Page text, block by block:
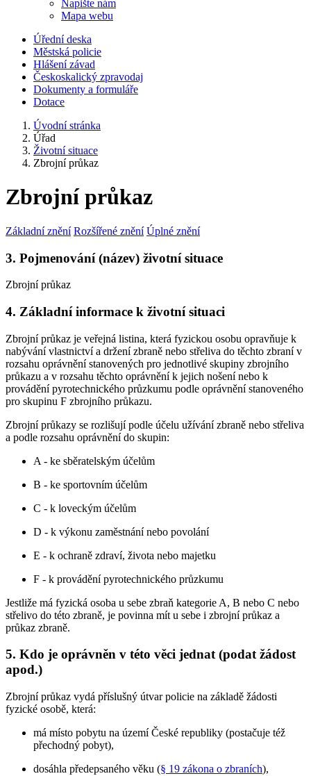
Napište nám
Mapa webu
Úřední deska
Městská policie
Hlášení závad
Českoskalický zpravodaj
Dokumenty a formuláře
Dotace
Úvodní stránka
Úřad
Životní situace
Zbrojní průkaz
Zbrojní průkaz
Základní znění Rozšířené znění Úplné znění
3. Pojmenování (název) životní situace
Zbrojní průkaz
4. Základní informace k životní situaci
Zbrojní průkaz je veřejná listina, která fyzickou osobu opravňuje k
nabývání vlastnictví a držení zbraně nebo střeliva do těchto zbraní v
rozsahu oprávnění stanovených pro jednotlivé skupiny zbrojního
průkazu a v rozsahu těchto oprávnění k jejich nošení nebo k
provádění pyrotechnického průzkumu podle oprávnění stanoveného
pro skupinu F zbrojního průkazu.
Zbrojní průkazy se rozlišují podle účelu užívání zbraně nebo střeliva
a podle rozsahu oprávnění do skupin:
A - ke sběratelským účelům
B - ke sportovním účelům
C - k loveckým účelům
D - k výkonu zaměstnání nebo povolání
E - k ochraně zdraví, života nebo majetku
F - k provádění pyrotechnického průzkumu
Jestliže má fyzická osoba u sebe zbraň kategorie A, B nebo C nebo
střelivo do této zbraně, je povinna mít u sebe i zbrojní průkaz a
průkaz zbraně.
5. Kdo je oprávněn v této věci jednat (podat žádost
apod.)
Zbrojní průkaz vydá příslušný útvar policie na základě žádosti
fyzické osobě, která:
má místo pobytu na území České republiky (postačuje též
přechodný pobyt),
dosáhla předepsaného věku (§ 19 zákona o zbraních),